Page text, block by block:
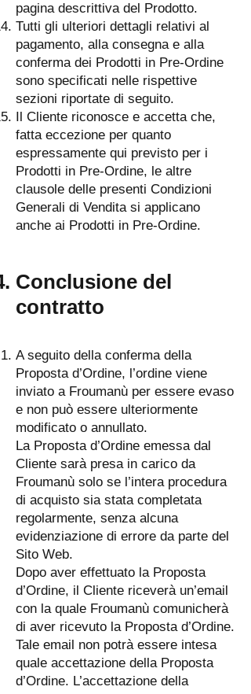
pagina descrittiva del Prodotto.
Tutti gli ulteriori dettagli relativi al
pagamento, alla consegna e alla
conferma dei Prodotti in Pre-Ordine
sono specificati nelle rispettive
sezioni riportate di seguito.
Il Cliente riconosce e accetta che,
fatta eccezione per quanto
espressamente qui previsto per i
Prodotti in Pre-Ordine, le altre
clausole delle presenti Condizioni
Generali di Vendita si applicano
anche ai Prodotti in Pre-Ordine.
Conclusione del
contratto
A seguito della conferma della
Proposta d’Ordine, l’ordine viene
inviato a Froumanù per essere evaso
e non può essere ulteriormente
modificato o annullato.
La Proposta d’Ordine emessa dal
Cliente sarà presa in carico da
Froumanù solo se l’intera procedura
di acquisto sia stata completata
regolarmente, senza alcuna
evidenziazione di errore da parte del
Sito Web.
Dopo aver effettuato la Proposta
d’Ordine, il Cliente riceverà un’email
con la quale Froumanù comunicherà
di aver ricevuto la Proposta d’Ordine.
Tale email non potrà essere intesa
quale accettazione della Proposta
d’Ordine. L’accettazione della